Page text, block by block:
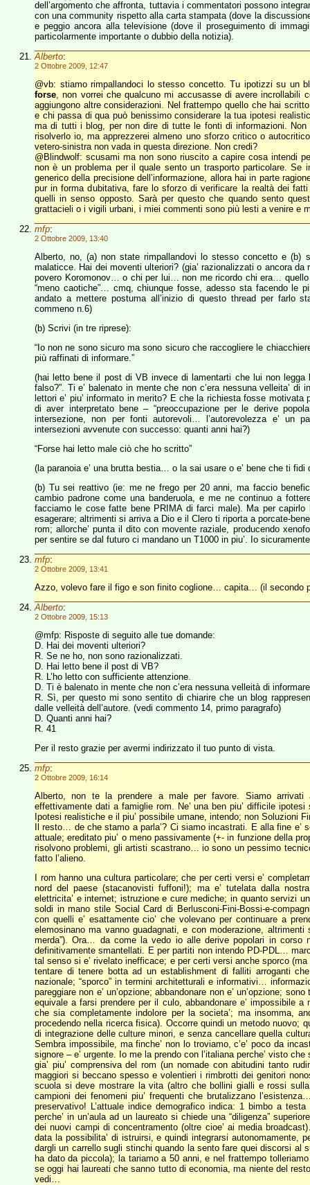
dell’argomento che affronta, tuttavia i commentatori possono
con una community rispetto alla carta stampata (dove la
e peggio ancora alla televisione (dove il proseguimento di
particolarmente importante o dubbio della notizia).
Alberto:
2 Ottobre 2009, 12:47
@vb: stiamo rimpallandoci lo stesso concetto. Tu ipotizzi su un
forse, non vorrei che qualcuno mi accusasse di avere
aggiungono altre considerazioni. Nel frattempo quello che hai
e chi passa di qua può benissimo considerare la tua ipotesi
ma di tutti i blog, per non dire di tutte le fonti di informazioni.
risolverlo io, ma apprezzerei almeno uno sforzo critico o
vetero-sinistra non vada in questa direzione. Non credi?
@Blindwolf: scusami ma non sono riuscito a capire cosa intendi
non è un problema per il quale sento un trasporto particolare.
generico della precisione dell’informazione, allora hai in parte
pur in forma dubitativa, fare lo sforzo di verificare la realtà dei
quelli in senso opposto. Sarà per questo che quando sento
grattacieli o i vigili urbani, i miei commenti sono più lesti a venire e
mfp:
2 Ottobre 2009, 13:40
Alberto, no, (a) non state rimpallandovi lo stesso concetto e
malaticce. Hai dei moventi ulteriori? (gia’ razionalizzati o ancora
povero Koromonov… o chi per lui… non me ricordo chi era… quello
“meno caotiche”… cmq, chiunque fosse, adesso sta facendo le
andato a mettere postuma all’inizio di questo thread per farlo
commeno n.6)
(b) Scrivi (in tre riprese):
“Io non ne sono sicuro ma sono sicuro che raccogliere le
più raffinati di informare.”
(hai letto bene il post di VB invece di lamentarti che lui non legga
falso?”. Ti e’ balenato in mente che non c’era nessuna velleita’
lettori e’ piu’ informato in merito? E che la richiesta fosse
di aver interpretato bene – “preoccupazione per le derive
intersezione, non per fonti autorevoli… l’autorevolezza e’ un
intersezioni avvenute con successo: quanti anni hai?)
“Forse hai letto male ciò che ho scritto”
(la paranoia e’ una brutta bestia… o la sai usare o e’ bene che ti
(b) Tu sei reattivo (ie: me ne frego per 20 anni, ma faccio
cambio padrone come una banderuola, e me ne continuo a
facciamo le cose fatte bene PRIMA di farci male). Ma per
esagerare; altrimenti si arriva a Dio e il Clero ti riporta a porcate-
rom; allorche’ punta il dito con movente raziale, producendo
per sentire se dal futuro ci mandano un T1000 in piu’. Io
mfp:
2 Ottobre 2009, 13:41
Azzo, volevo fare il figo e son finito coglione… capita… (il secondo
Alberto:
2 Ottobre 2009, 15:13
@mfp: Risposte di seguito alle tue domande:
D. Hai dei moventi ulteriori?
R. Se ne ho, non sono razionalizzati.
D. Hai letto bene il post di VB?
R. L’ho letto con sufficiente attenzione.
D. Ti è balenato in mente che non c’era nessuna velleità di
R. Sì, per questo mi sono sentito di chiarire che un blog
dalle velleità dell’autore. (vedi commento 14, primo paragrafo)
D. Quanti anni hai?
R. 41
Per il resto grazie per avermi indirizzato il tuo punto di vista.
mfp:
2 Ottobre 2009, 16:14
Alberto, non te la prendere a male per favore. Siamo
effettivamente dati a famiglie rom. Ne’ una ben piu’ difficile
Ipotesi realistiche e il piu’ possibile umane, intendo; non Soluzioni
Il resto… de che stamo a parla’? Ci siamo incastrati. E alla fine
attuale; ereditato piu’ o meno passivamente (+- in funzione della
risolvono problemi, gli artisti scastrano… io sono un pessimo
fatto l’alieno.
I rom hanno una cultura particolare; che per certi versi e’
nord del paese (stacanovisti fuffoni!); ma e’ tutelata dalla
elettricita’ e internet; istruzione e cure mediche; in quanto servizi
soldi in mano stile Social Card di Berlusconi-Fini-Bossi-e-
con quelli e’ esattamente cio’ che volevano per continuare a
elemosinano ma vanno guadagnati, e con moderazione,
merda”). Ora… da come la vedo io alle derive popolari in corso
definitivamente smantellati. E per partiti non intendo PD-PDL…
tal senso si e’ rivelato inefficace; e per certi versi anche sporco
tentare di tenere botta ad un establishment di falliti arroganti
nazionale; “sporco” in termini architetturali e informativi…
pareggiare non e’ un’opzione; abbandonare non e’ un’opzione;
equivale a farsi prendere per il culo, abbandonare e’ impossibile
che sia completamente indolore per la societa’; ma insomma,
procedendo nella ricerca fisica). Occorre quindi un metodo nuovo;
di integrazione delle culture minori, e senza cancellare quella
Sembra impossibile, ma finche’ non lo troviamo, c’e’ poco da
signore – e’ urgente. Io me la prendo con l’italiana perche’ visto
gia’ piu’ comprensiva del rom (un nomade con abitudini tanto
maggiori si beccano spesso e volentieri i rimbrotti dei genitori
scuola si deve mostrare la vita (altro che bollini gialli e rossi
campioni dei fenomeni piu’ frequenti che brutalizzano
preservativo! L’attuale indice demografico indica: 1 bimbo a
perche’ in un’aula ad un laureato si chiede una “diligenza”
dei nuovi campi di concentramento (oltre cioe’ ai media
data la possibilita’ di istruirsi, e quindi integrarsi autonomamente,
dargli un carrello sugli stinchi quando la sento fare quei discorsi al
ha dato da piccola); la tariamo a 50 anni, e nel frattempo
se oggi hai laureati che sanno tutto di economia, ma niente del
vedi…